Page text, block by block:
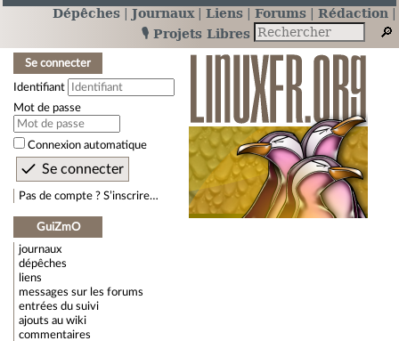
Dépêches Journaux Liens Forums
Rédaction
🎙️ Projets Libres
Se connecter
Identifiant
Mot de passe
Connexion automatique
Pas de compte ? S’inscrire…
GuiZmO
journaux
dépêches
liens
messages sur les forums
entrées du suivi
ajouts au wiki
commentaires